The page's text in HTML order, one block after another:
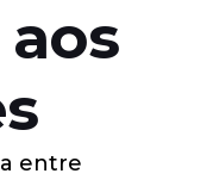
entre